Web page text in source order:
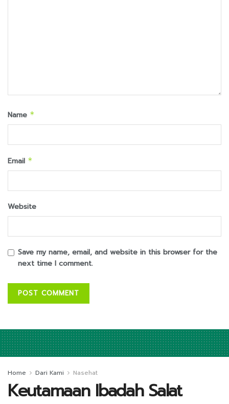
Name *
Email *
Website
Save my name, email, and website in this browser for the
next time I comment.
Home Dari Kami Nasehat
Keutamaan Ibadah Salat